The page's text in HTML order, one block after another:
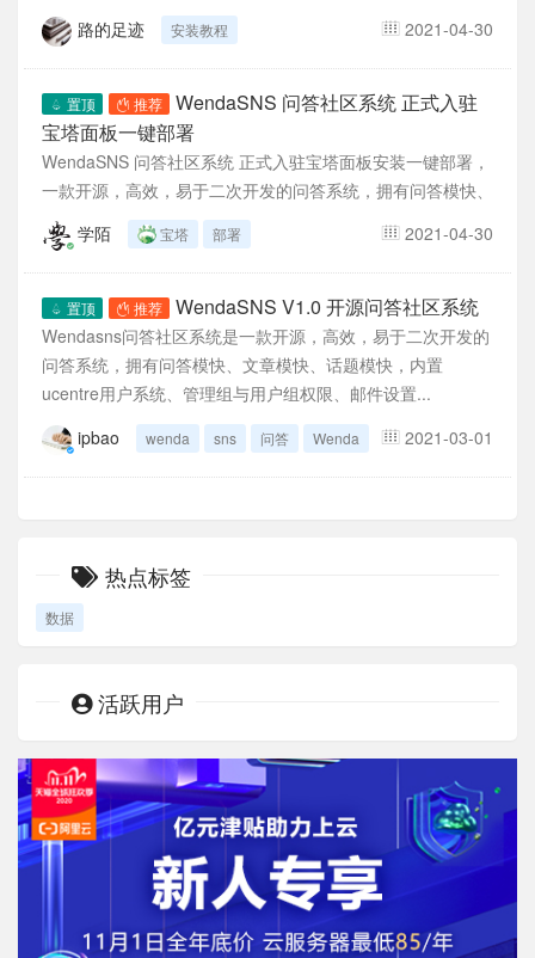
运行目录为...
路的足迹 安装教程 2021-04-30
置顶 推荐
WendaSNS 问答社区系统 正式入驻
宝塔面板一键部署
WendaSNS 问答社区系统 正式入驻宝塔面板安装一键部署，
一款开源，高效，易于二次开发的问答系统，拥有问答模快、
文章模快、话题模快，内置ucentre用户系...
学陌 宝塔 部署 2021-04-30
置顶 推荐 WendaSNS V1.0 开源问答社区系统
Wendasns问答社区系统是一款开源，高效，易于二次开发的
问答系统，拥有问答模快、文章模快、话题模快，内置
ucentre用户系统、管理组与用户组权限、邮件设置...
ipbao
wenda sns 问答 Wenda 2021-03-01
热点标签
数据
活跃用户